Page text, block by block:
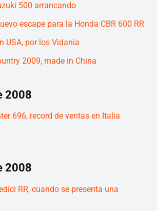
500 arrancando
escape para la Honda CBR 600 RR
USA, por los Vidania
2009, made in China
2008
696, record de ventas en Italia
2008
RR, cuando se presenta una